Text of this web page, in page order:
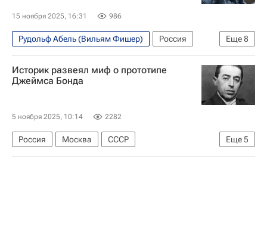
15 ноября 2025, 16:31 986
Еще8
Рудольф Абель (Вильям Фишер)
Россия
Краков
Германия
Алексей Ботян
Владимир Мединский
Российское историческое общество
Общество
Историк развеял миф о прототипе
Джеймса Бонда
5 ноября 2025, 10:14 2282
Еще5
Россия Москва
СССР
Григорий Сыроежкин